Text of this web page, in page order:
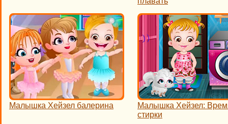
Малышка Хейзел балерина
Малышка Хейзел:
стирки